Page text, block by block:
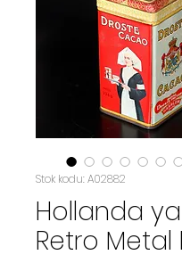
Stok kodu: A02882
Hollanda
Retro Metal